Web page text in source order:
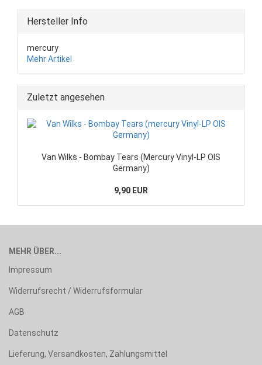
Hersteller Info
mercury
Mehr Artikel
Zuletzt angesehen
Van Wilks - Bombay Tears (Mercury Vinyl-LP OIS
Germany)
9,90 EUR
MEHR ÜBER...
Impressum
Widerrufsrecht / Widerrufsformular
AGB
Datenschutz
Lieferung, Versandkosten, Zahlungsmittel